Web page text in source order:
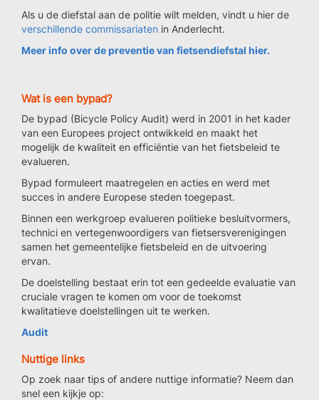
Als u de diefstal aan de politie wilt melden, vindt u hier de
verschillende commissariaten in Anderlecht.
Meer info over de preventie van fietsendiefstal hier.
Wat is een bypad?
De bypad (Bicycle Policy Audit) werd in 2001 in het kader
van een Europees project ontwikkeld en maakt het
mogelijk de kwaliteit en efficiëntie van het fietsbeleid te
evalueren.
Bypad formuleert maatregelen en acties en werd met
succes in andere Europese steden toegepast.
Binnen een werkgroep evalueren politieke besluitvormers,
technici en vertegenwoordigers van fietsersverenigingen
samen het gemeentelijke fietsbeleid en de uitvoering
ervan.
De doelstelling bestaat erin tot een gedeelde evaluatie van
cruciale vragen te komen om voor de toekomst
kwalitatieve doelstellingen uit te werken.
Audit
Nuttige links
Op zoek naar tips of andere nuttige informatie? Neem dan
snel een kijkje op: